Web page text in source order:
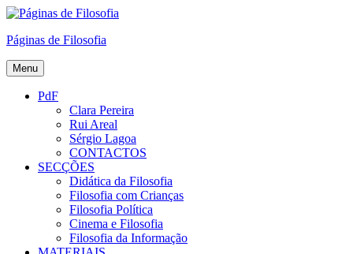
Skip
content
Páginas de Filosofia
Menu
PdF
Clara Pereira
Rui Areal
Sérgio Lagoa
CONTACTOS
SECÇÕES
Didática da Filosofia
Filosofia com Crianças
Filosofia Política
Cinema e Filosofia
Filosofia da Informação